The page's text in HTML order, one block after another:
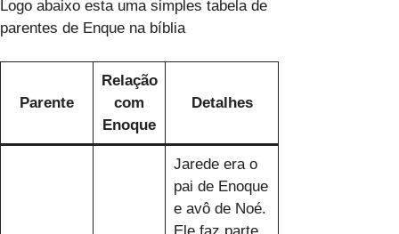
Logo abaixo esta uma simples tabela de
parentes de Enque na bíblia
Parente
Relação
com
Enoque
Detalhes
Jarede era o
pai de Enoque
e avô de Noé.